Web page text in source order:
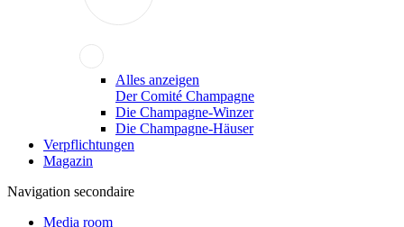
Alles anzeigen
Der Comité Champagne
Die Champagne-Winzer
Die Champagne-Häuser
Verpflichtungen
Magazin
Navigation secondaire
Media room